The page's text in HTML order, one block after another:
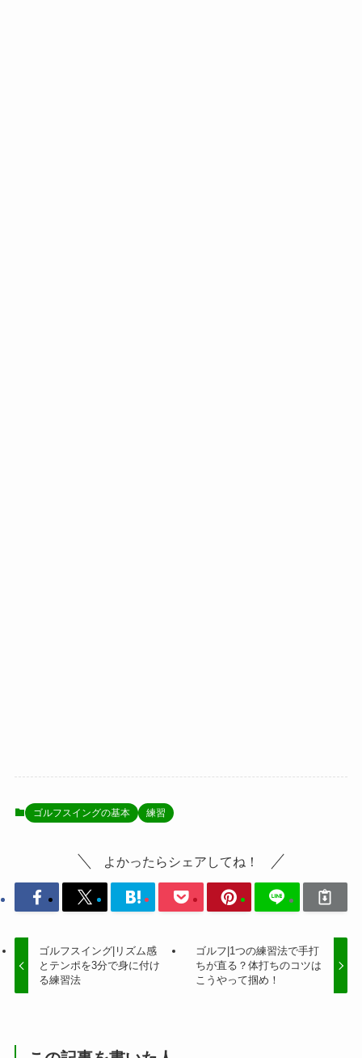
ゴルフスイングの基本 練習
よかったらシェアしてね！
ゴルフスイング|リズム感
とテンポを3分で身に付け
る練習法
ゴルフ|1つの練習法で手打
ちが直る？体打ちのコツは
こうやって掴め！